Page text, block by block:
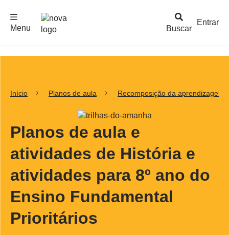
Buscar
Menu
Entrar
Início Planos de aula Recomposição da aprendizagem
Planos de aula e
atividades de História e
atividades para 8º ano do
Ensino Fundamental
Prioritários